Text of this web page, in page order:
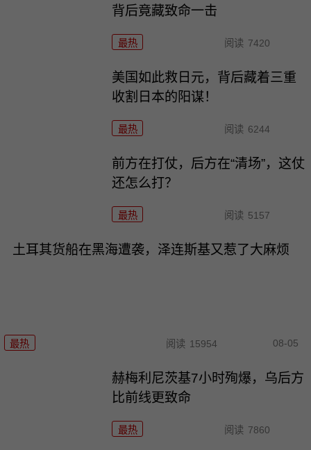
背后竟藏致命一击
最热 阅读 7420
美国如此救日元，背后藏着三重
收割日本的阳谋！
最热 阅读 6244
前方在打仗，后方在“清场”，这仗
还怎么打？
最热 阅读 5157
土耳其货船在黑海遭袭，泽连斯基又惹了大麻烦
最热 阅读 15954 08-05
赫梅利尼茨基7小时殉爆，乌后方
比前线更致命
最热 阅读 7860